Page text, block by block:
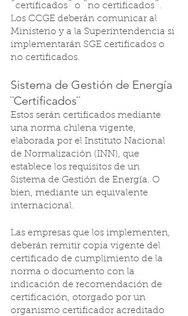
¨certificados¨ o ¨no certificados¨.
Los CCGE deberán comunicar al
Ministerio y a la Superintendencia si
implementarán SGE certificados o
no certificados.
Sistema de Gestión de Energía
¨Certificados¨
Estos serán certificados mediante
una norma chilena vigente,
elaborada por el Instituto Nacional
de Normalización (INN), que
establece los requisitos de un
Sistema de Gestión de Energía. O
bien, mediante un equivalente
internacional.
Las empresas que los implementen,
deberán remitir copia vigente del
certificado de cumplimiento de la
norma o documento con la
indicación de recomendación de
certificación, otorgado por un
organismo certificador acreditado